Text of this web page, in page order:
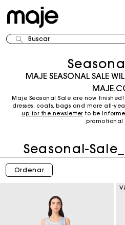
Buscar
MAJE SEASONAL SALE
Maje Seasonal Sale are now
dresses, coats, bags and more all-
up for the newsletterto be
promotional
Seasonal-
Ordenar